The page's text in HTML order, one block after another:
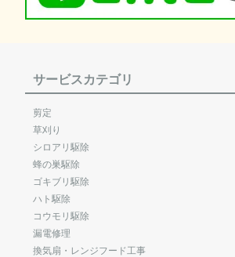
サービスカテゴリ
剪定
草刈り
シロアリ駆除
蜂の巣駆除
ゴキブリ駆除
ハト駆除
コウモリ駆除
漏電修理
換気扇・レンジフード工事